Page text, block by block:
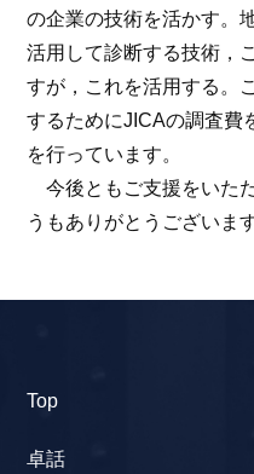
の企業の技術を活かす。
活用して診断する技術，
すが，これを活用する。
するためにJICAの調査費
を行っています。
今後ともご支援をいた
うもありがとうございます
Top
卓話